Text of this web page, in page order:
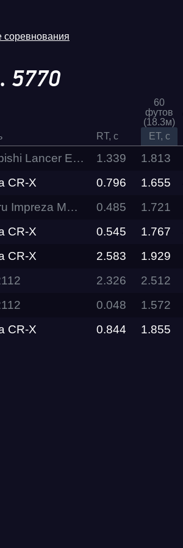
соревнования
5770
60
футов
(18.3м)
RT, c ET, c
Lancer Evolution VI 1.339 1.813
CR-X 0.796 1.655
MSTRSK 0.485 1.721
CR-X 0.545 1.767
CR-X 2.583 1.929
2.326 2.512
0.048 1.572
CR-X 0.844 1.855